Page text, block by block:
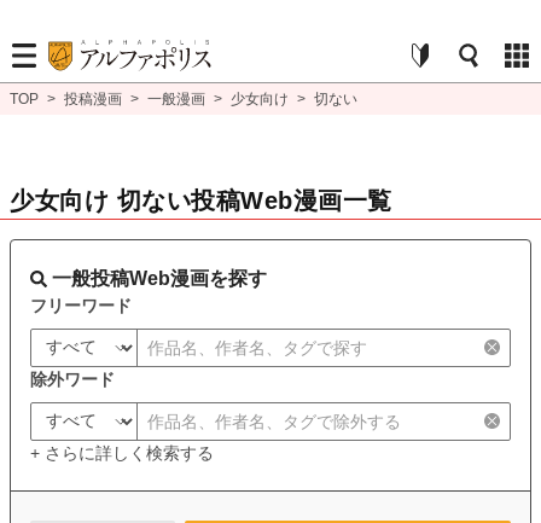
TOP > 投稿漫画 > 一般漫画 > 少女向け > 切ない
少女向け 切ない投稿Web漫画一覧
一般投稿Web漫画を探す
フリーワード
除外ワード
+ さらに詳しく検索する